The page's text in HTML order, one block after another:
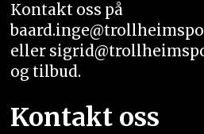
Kontakt oss på
eller
og tilbud.
Kontakt oss